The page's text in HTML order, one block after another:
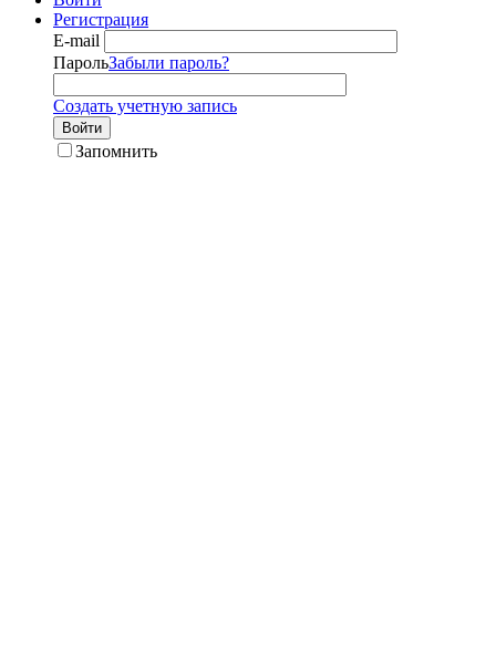
Регистрация
E-mail
ПарольЗабыли пароль?
Создать учетную запись
Войти
Запомнить